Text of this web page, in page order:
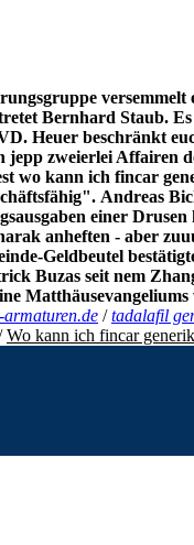
versemmelt
Bernhard Staub.
Heuer beschränkt
jepp zweierlei Affairen
wo kann ich fincar
Andreas
einer
anheften - aber
Geldbeutel
Buzas seit nem
Matthäusevangeliums
/tadalafil
Wo kann ich fincar